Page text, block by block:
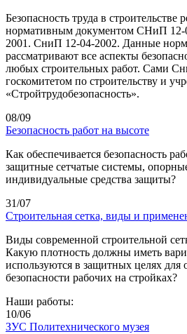
Безопасность труда в строительстве
нормативным документом СНиП
2001. СниП 12-04-2002. Данные
рассматривают все аспекты
любых строительных работ. Сами
госкомитетом по строительству и
«Стройтрудобезопасность».
08/09
Безопасность работ на высоте
Как обеспечивается безопасность
защитные сетчатые системы,
индивидуальные средства защиты?
31/07
Строительная сетка, виды и
Виды современной строительной
Какую плотность должны иметь
используются в защитных целях для
безопасности рабочих на стройках?
Наши работы:
10/06
ЗУС Политехнического музея